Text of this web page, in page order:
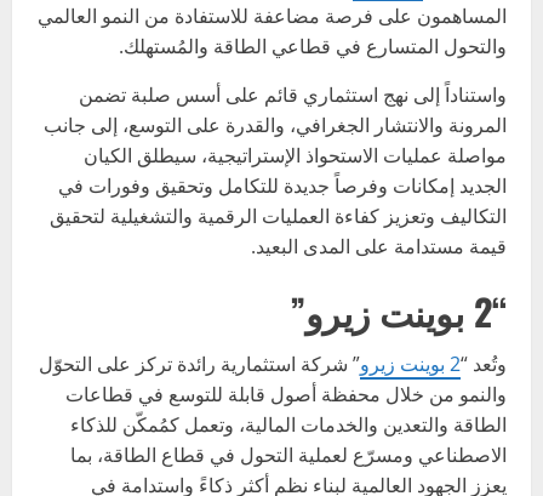
المساهمون على فرصة مضاعفة للاستفادة من النمو العالمي
والتحول المتسارع في قطاعي الطاقة والمُستهلك.
واستناداً إلى نهج استثماري قائم على أسس صلبة تضمن
المرونة والانتشار الجغرافي، والقدرة على التوسع، إلى جانب
مواصلة عمليات الاستحواذ الإستراتيجية، سيطلق الكيان
الجديد إمكانات وفرصاً جديدة للتكامل وتحقيق وفورات في
التكاليف وتعزيز كفاءة العمليات الرقمية والتشغيلية لتحقيق
قيمة مستدامة على المدى البعيد.
“2 بوينت زيرو”
وتُعد “2 بوينت زيرو
” شركة استثمارية رائدة تركز على التحوّل
والنمو من خلال محفظة أصول قابلة للتوسع في قطاعات
الطاقة والتعدين والخدمات المالية، وتعمل كمُمكّن للذكاء
الاصطناعي ومسرّع لعملية التحول في قطاع الطاقة، بما
يعزز الجهود العالمية لبناء نظم أكثر ذكاءً واستدامة في